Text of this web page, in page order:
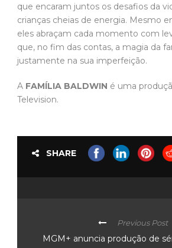
que encaram juntos os desafios da
crianças cheias de energia. Mesmo
eles abraçam cada momento com
que, no fim das contas, a magia da
justamente na sua imperfeição.
A FAMÍLIA BALDWIN é uma
Television.
SHARE
Previous Post
MGM+ anuncia produção de